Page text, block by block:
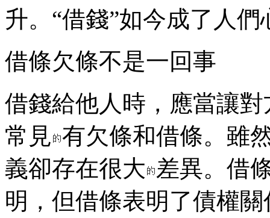
升。“借錢”如今成了人們
借條欠條不是一回事
借錢給他人時，應當讓
常見 有欠條和借條。雖
義卻存在很大 差異。借
明，但借條表明了債權